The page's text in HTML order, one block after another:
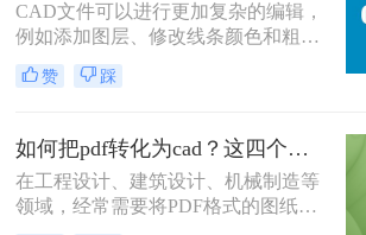
CAD文件可以进行更加复杂的编辑，
例如添加图层、修改线条颜色和粗细
等，而PDF文件则只能进行简单的编
辑操作。CAD软件中还可以添加文字
大大提高了设计的灵活性和精度。下
面给大家分享几种能够将PDF文件转
换成CAD图纸的方法，一起来学习下
pdf怎么转换成cad吧。
赞 踩
如何把pdf转化为cad？这四个方法帮你搞定！
在工程设计、建筑设计、机械制造等
领域，经常需要将PDF格式的图纸转